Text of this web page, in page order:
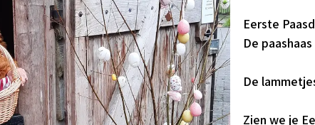
Eerste
De
De
Zien we je